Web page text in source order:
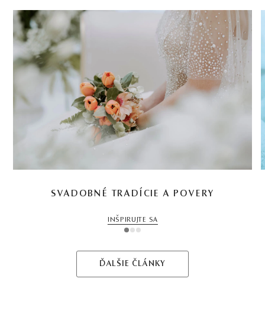
SVADOBNÉ TRADÍCIE A POVERY
INŠPIRUJTE SA
1 2 3
ĎALŠIE ČLÁNKY